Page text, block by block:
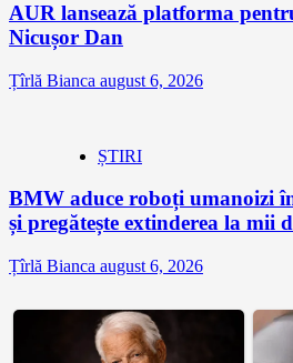
AUR lansează platforma
Nicușor Dan
Țîrlă Bianca august 6, 2026
ȘTIRI
BMW aduce roboți umanoizi
și pregătește extinderea la mii
Țîrlă Bianca august 6, 2026